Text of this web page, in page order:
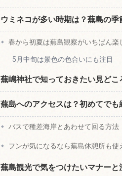
ウミネコが多い時期は？蕪島の
春から初夏は蕪島観察がいちばん楽
5月中旬は景色の色合いにも注目
蕪嶋神社で知っておきたい見どこ
蕪島へのアクセスは？初めてで
バスで種差海岸とあわせて回る方法
フンが気になるなら蕪島休憩所も使
蕪島観光で気をつけたいマナーと